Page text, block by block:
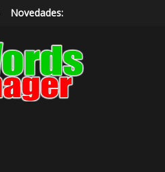
Novedades: